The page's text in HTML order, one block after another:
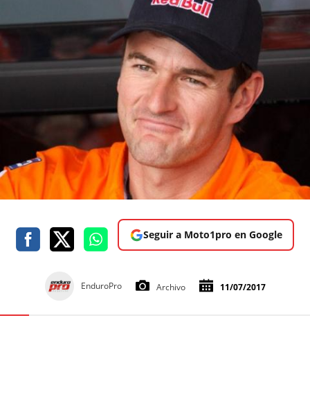
Seguir a Moto1pro en Google
EnduroPro Archivo 11/07/2017